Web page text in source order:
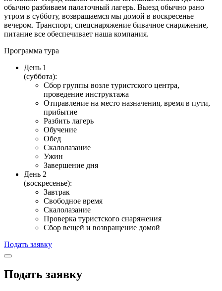
обычно разбиваем палаточный лагерь. Выезд обычно рано
утром в субботу, возвращаемся мы домой в воскресенье
вечером. Транспорт, спецснаряжение бивачное снаряжение,
питание все обеспечивает наша компания.
Программа тура
День 1
(суббота):
Сбор группы возле туристского центра,
проведение инструктажа
Отправление на место назначения, время в пути,
прибытие
Разбить лагерь
Обучение
Обед
Скалолазание
Ужин
Завершение дня
День 2
(воскресенье):
Завтрак
Свободное время
Скалолазание
Проверка туристского снаряжения
Сбор вещей и возвращение домой
Подать заявку
Подать заявку